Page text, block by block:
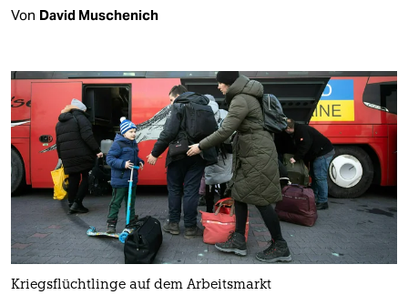
Von David Muschenich
Kriegsflüchtlinge auf dem Arbeitsmarkt